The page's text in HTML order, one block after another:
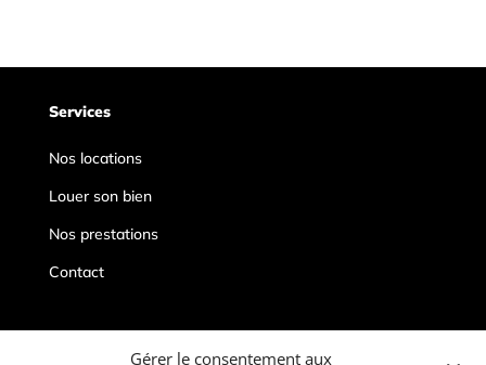
Gérer le consentement aux
Services
Nos locations
Louer son bien
Nos prestations
Contact